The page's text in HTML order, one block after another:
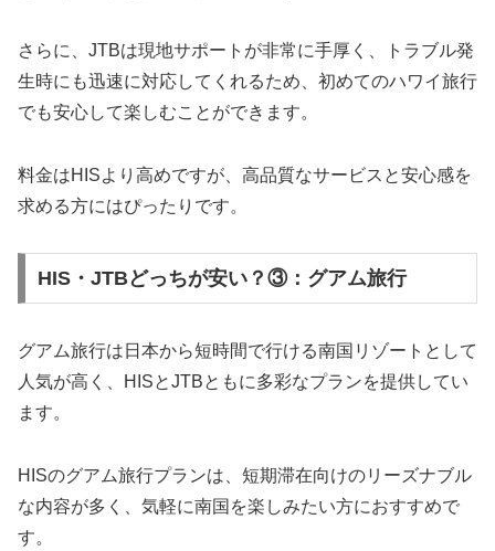
さらに、JTBは現地サポートが非常に手厚く、トラブル発
生時にも迅速に対応してくれるため、初めてのハワイ旅行
でも安心して楽しむことができます。
料金はHISより高めですが、高品質なサービスと安心感を
求める方にはぴったりです。
HIS・JTBどっちが安い？③：グアム旅行
グアム旅行は日本から短時間で行ける南国リゾートとして
人気が高く、HISとJTBともに多彩なプランを提供してい
ます。
HISのグアム旅行プランは、短期滞在向けのリーズナブル
な内容が多く、気軽に南国を楽しみたい方におすすめで
す。